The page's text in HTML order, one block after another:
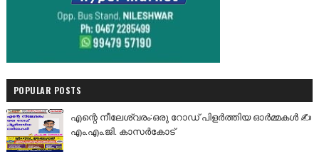
POPULAR POSTS
എന്റെ നീലേശ്വരം:ഒരു റോഡ് പിളർത്തിയ ഓർമ്മകൾ ✍️
എം.എം.ജി. കാസർകോട്